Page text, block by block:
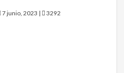
7 junio, 2023 | 3292